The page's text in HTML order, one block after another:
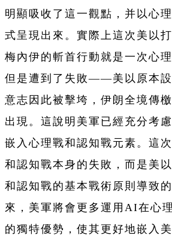
明顯吸收了這一觀點，并以心
式呈現出來。實際上這次美以
梅內伊的斬首行動就是一次心
但是遭到了失敗——美以原本
意志因此被擊垮，伊朗全境傳
出現。這說明美軍已經充分考
嵌入心理戰和認知戰元素。這
和認知戰本身的失敗，而是美
和認知戰的基本戰術原則導致
來，美軍將會更多運用AI在心
的獨特優勢，使其更好地嵌入